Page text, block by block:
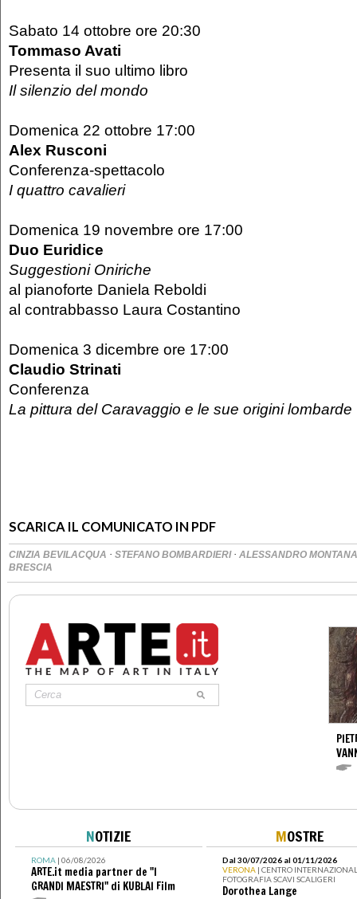
Sabato 14 ottobre ore 20:30
Tommaso Avati
Presenta il suo ultimo libro
Il silenzio del mondo
Domenica 22 ottobre 17:00
Alex Rusconi
Conferenza-spettacolo
I quattro cavalieri
Domenica 19 novembre ore 17:00
Duo Euridice
Suggestioni Oniriche
al pianoforte Daniela Reboldi
al contrabbasso Laura Costantino
Domenica 3 dicembre ore 17:00
Claudio Strinati
Conferenza
La pittura del Caravaggio e le sue origini lombarde
SCARICA IL COMUNICATO IN PDF
CINZIA BEVILACQUA · STEFANO BOMBARDIERI · ALESSANDRO
BRESCIA
NOTIZIE
ROMA| 06/08/2026
ARTE.it media partner de "I
GRANDI MAESTRI" di KUBLAI Film
MOSTRE
Dal 30/07/2026 al 01/11/2026
VERONA | CENTRO
FOTOGRAFIA SCAVI SCALIGERI
Dorothea Lange